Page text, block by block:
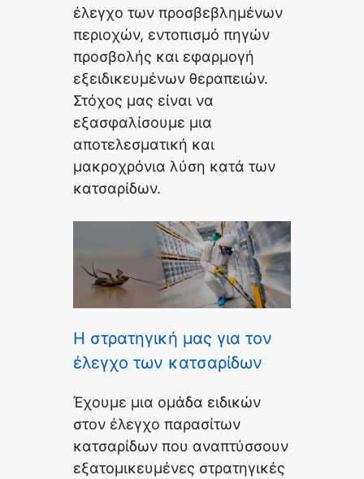
έλεγχο των προσβεβλημένων
περιοχών, εντοπισμό πηγών
προσβολής και εφαρμογή
εξειδικευμένων θεραπειών.
Στόχος μας είναι να
εξασφαλίσουμε μια
αποτελεσματική και
μακροχρόνια λύση κατά των
κατσαρίδων.
Η στρατηγική μας για τον
έλεγχο των κατσαρίδων
Έχουμε μια ομάδα ειδικών
στον έλεγχο παρασίτων
κατσαρίδων που αναπτύσσουν
εξατομικευμένες στρατηγικές